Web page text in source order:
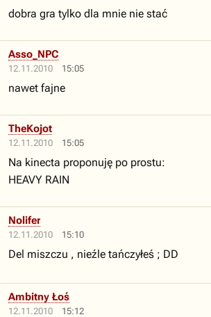
dobra gra tylko dla mnie nie stać
12.11.2010 15:05
Asso_NPC
nawet fajne
12.11.2010 15:05
TheKojot
Na kinecta proponuję po prostu:
HEAVY RAIN
12.11.2010 15:10
Nolifer
Del miszczu , nieźle tańczyłeś ; DD
12.11.2010 15:12
Ambitny Łoś